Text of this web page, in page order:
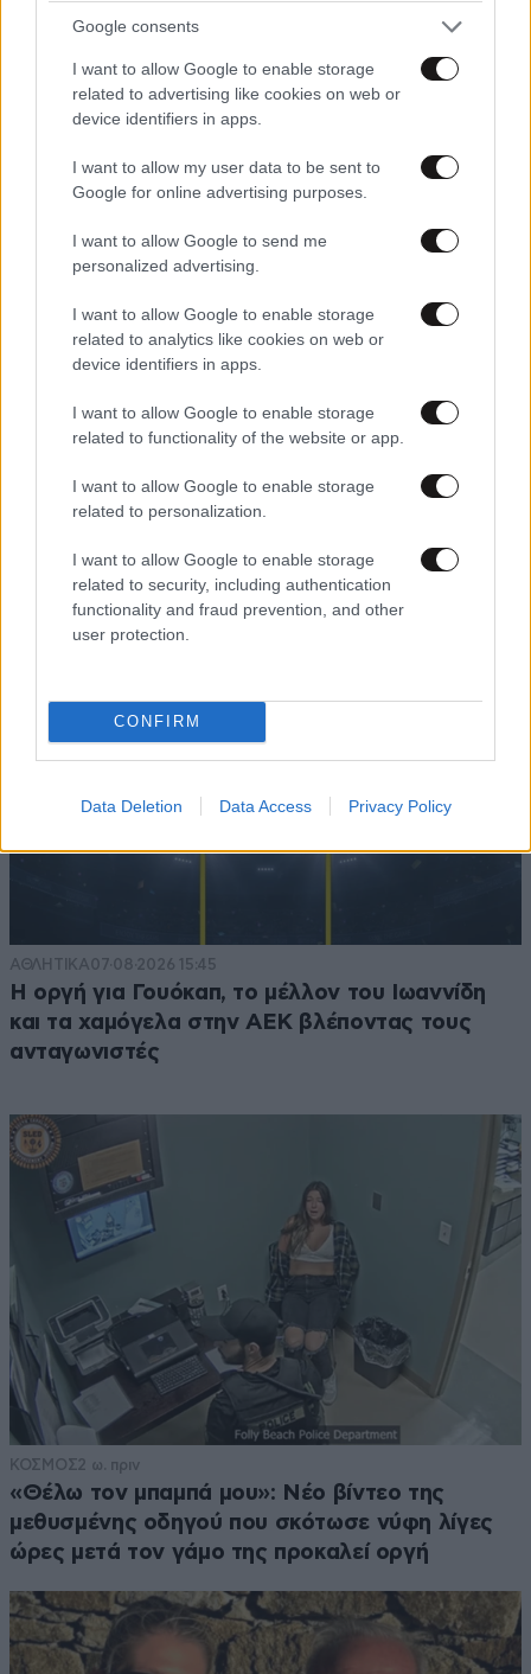
Google consents
I want to allow Google to enable storage
related to advertising like cookies on web or
device identifiers in apps.
I want to allow my user data to be sent to
Google for online advertising purposes.
I want to allow Google to send me
personalized advertising.
I want to allow Google to enable storage
related to analytics like cookies on web or
device identifiers in apps.
I want to allow Google to enable storage
related to functionality of the website or app.
I want to allow Google to enable storage
related to personalization.
I want to allow Google to enable storage
related to security, including authentication
functionality and fraud prevention, and other
user protection.
CONFIRM
Data Deletion Data Access Privacy Policy
ΑΘΛΗΤΙΚΑ07·08·2026 15:45
Η οργή για Γουόκαπ, το μέλλον του Ιωαννίδη
και τα χαμόγελα στην ΑΕΚ βλέποντας τους
ανταγωνιστές
ΚΟΣΜΟΣ2 ω. πριν
«Θέλω τον μπαμπά μου»: Νέο βίντεο της
μεθυσμένης οδηγού που σκότωσε νύφη λίγες
ώρες μετά τον γάμο της προκαλεί οργή